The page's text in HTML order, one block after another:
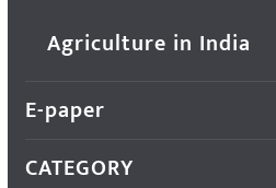
Agriculture in India
E-paper
CATEGORY